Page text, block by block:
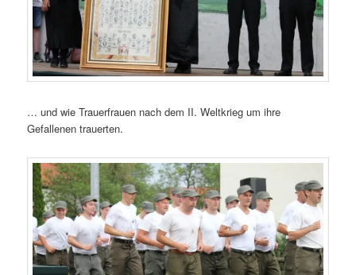
… und wie Trauerfrauen nach dem II. Weltkrieg um ihre
Gefallenen trauerten.